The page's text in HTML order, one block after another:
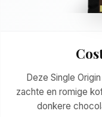
Deze Single
zachte en romige
donkere